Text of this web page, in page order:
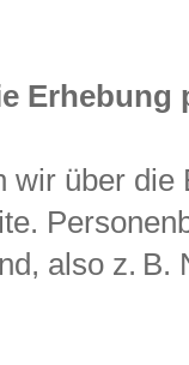
Erhebung
wir über
also z.